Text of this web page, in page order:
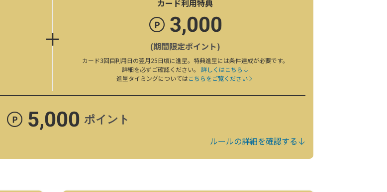
カード利用特典
3,000
(期間限定ポイント)
カード3回目利用日の翌月25日頃に進呈。特典進呈には条件達成が必要です。
詳細を必ずご確認ください。 詳しくはこちら
進呈タイミングについてはこちらをご覧ください
5,000 ポイント
ルールの詳細を確認する